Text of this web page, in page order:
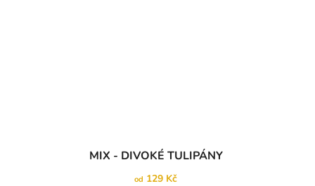
MIX - DIVOKÉ TULIPÁNY
od 129 Kč